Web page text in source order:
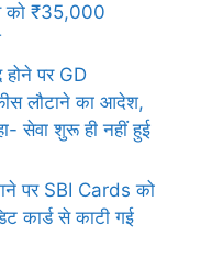
को ₹35,000
होने पर GD
लौटाने का आदेश,
सेवा शुरू ही नहीं हुई
पर SBI Cards को
कार्ड से काटी गई